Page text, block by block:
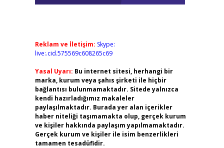
Reklam ve İletişim: Skype:
live:.cid.575569c608265c69
Yasal Uyarı: Bu internet sitesi, herhangi bir
marka, kurum veya şahıs şirketi ile hiçbir
bağlantısı bulunmamaktadır. Sitede yalnızca
kendi hazırladığımız makaleler
paylaşılmaktadır. Burada yer alan içerikler
haber niteliği taşımamakta olup, gerçek kurum
ve kişiler hakkında paylaşım yapılmamaktadır.
Gerçek kurum ve kişiler ile isim benzerlikleri
tamamen tesadüfidir.